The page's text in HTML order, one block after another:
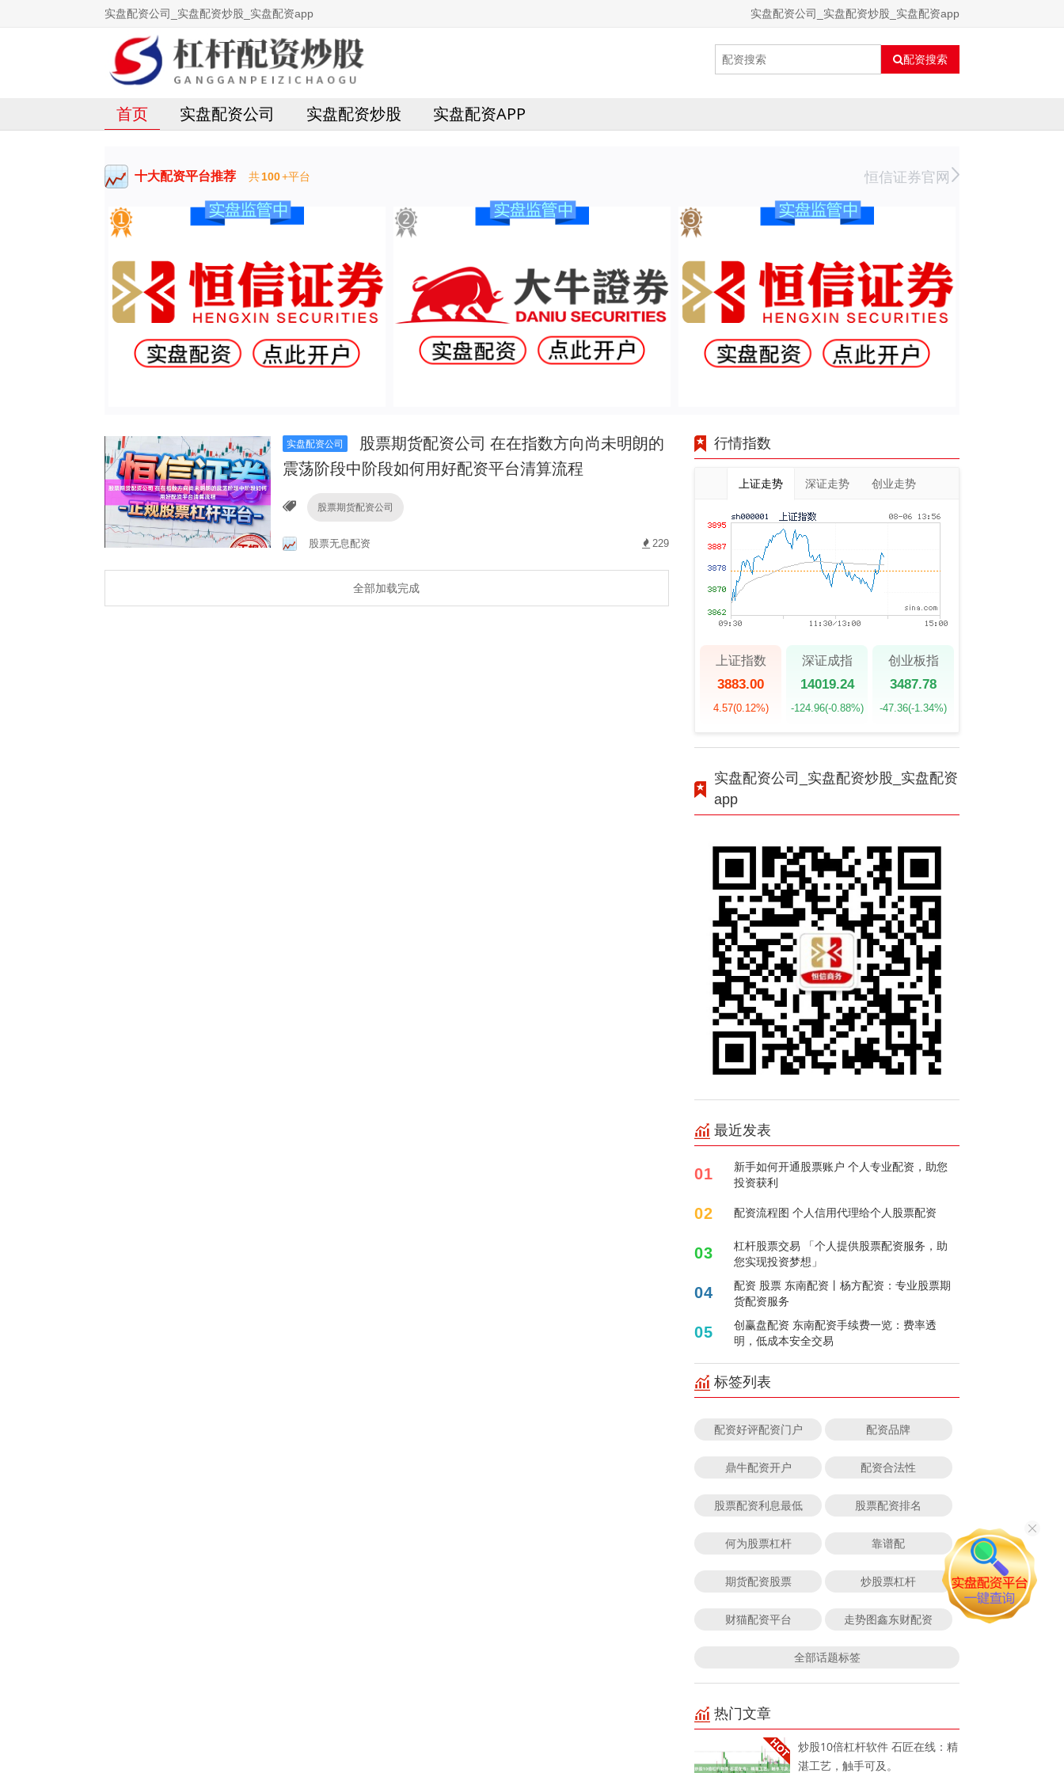
实盘配资公司_实盘配资炒股_实盘配资app 实盘配资公司_实盘配资炒股_实盘配资app
配资搜索
首页 实盘配资公司 实盘配资炒股 实盘配资APP
十大配资平台推荐 共100+平台 恒信证券官网
实盘配资公司
股票期货配资公司 在在指数方向尚未明朗的
震荡阶段中阶段如何用好配资平台清算流程
股票期货配资公司
股票无息配资 229
全部加载完成
行情指数
上证走势 深证走势 创业走势
上证指数
3883.00
4.57(0.12%)
深证成指
14019.24
-124.96(-0.88%)
创业板指
3487.78
-47.36(-1.34%)
实盘配资公司_实盘配资炒股_实盘配资
app
最近发表
01
新手如何开通股票账户 个人专业配资，助您
投资获利
02 配资流程图 个人信用代理给个人股票配资
03
杠杆股票交易 「个人提供股票配资服务，助
您实现投资梦想」
04
配资 股票 东南配资丨杨方配资：专业股票期
货配资服务
05
创赢盘配资 东南配资手续费一览：费率透
明，低成本安全交易
标签列表
配资好评配资门户 配资品牌
鼎牛配资开户 配资合法性
股票配资利息最低 股票配资排名
何为股票杠杆 靠谱配
期货配资股票 炒股票杠杆
财猫配资平台 走势图鑫东财配资
全部话题标签
热门文章
炒股10倍杠杆软件 石匠在线：精
湛工艺，触手可及。